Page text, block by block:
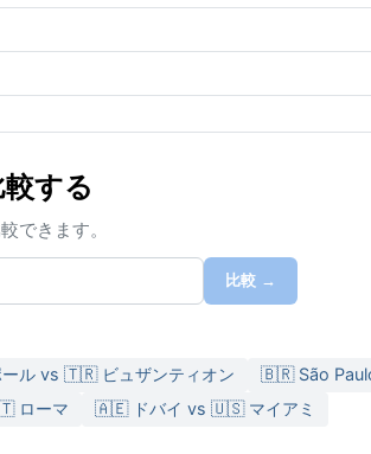
する
できます。
比較 →
ル vs 🇹🇷 ビュザンティオン
🇧🇷 São
ローマ 🇦🇪 ドバイ vs 🇺🇸 マイアミ